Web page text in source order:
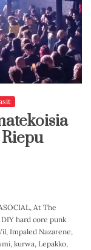
, At The
DIY hard core punk
, Impaled Nazarene,
, kurwa, Lepakko,